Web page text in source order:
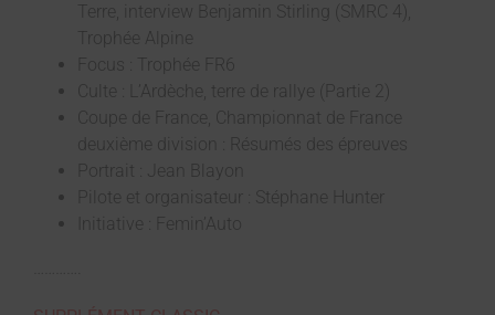
Terre, interview Benjamin Stirling (SMRC 4),
Trophée Alpine
Focus : Trophée FR6
Culte : L’Ardèche, terre de rallye (Partie 2)
Coupe de France, Championnat de France
deuxième division : Résumés des épreuves
Portrait : Jean Blayon
Pilote et organisateur : Stéphane Hunter
Initiative : Femin’Auto